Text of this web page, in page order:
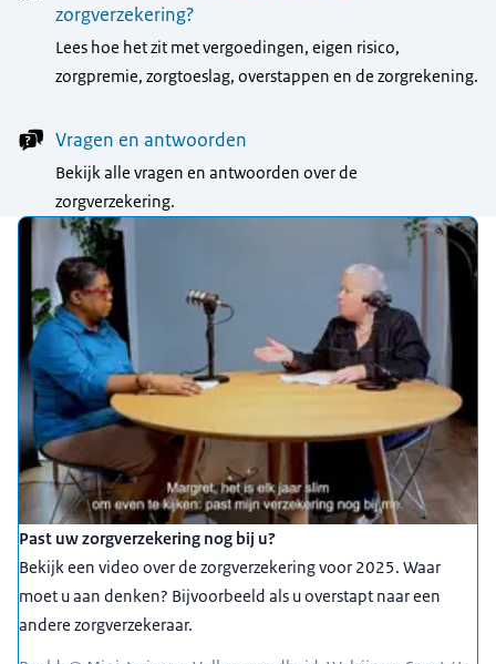
zorgverzekering?
Lees hoe het zit met vergoedingen, eigen risico,
zorgpremie, zorgtoeslag, overstappen en de zorgrekening.
Vragen en antwoorden
Bekijk alle vragen en antwoorden over de
zorgverzekering.
Uitgelicht
Past uw zorgverzekering nog bij u?
Bekijk een video over de zorgverzekering voor 2025. Waar
moet u aan denken? Bijvoorbeeld als u overstapt naar een
andere zorgverzekeraar.